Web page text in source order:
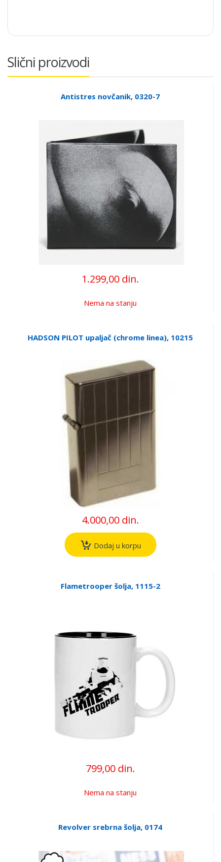
Slični proizvodi
Antistres novčanik, 0320-7
1.299,00 din.
Nema na stanju
HADSON PILOT upaljač (chrome linea), 10215
4.000,00 din.
Dodaj u korpu
Flametrooper šolja, 1115-2
799,00 din.
Nema na stanju
Revolver srebrna šolja, 0174